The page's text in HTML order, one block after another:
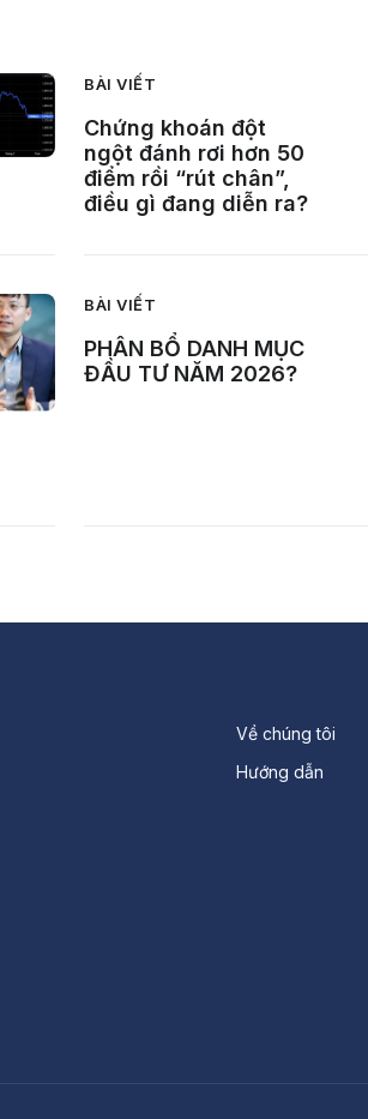
BÀI VIẾT
Chứng khoán đột
ngột đánh rơi hơn 50
điểm rồi “rút chân”,
điều gì đang diễn ra?
BÀI VIẾT
PHÂN BỔ DANH MỤC
ĐẦU TƯ NĂM 2026?
Về chúng tôi
Hướng dẫn